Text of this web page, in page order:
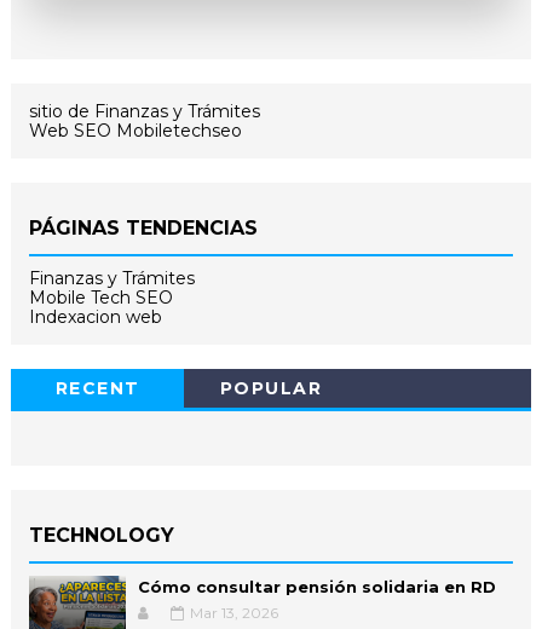
sitio de Finanzas y Trámites
Web SEO Mobiletechseo
PÁGINAS TENDENCIAS
Finanzas y Trámites
Mobile Tech SEO
Indexacion web
RECENT POPULAR
TECHNOLOGY
Cómo consultar pensión solidaria en RD
Mar 13, 2026